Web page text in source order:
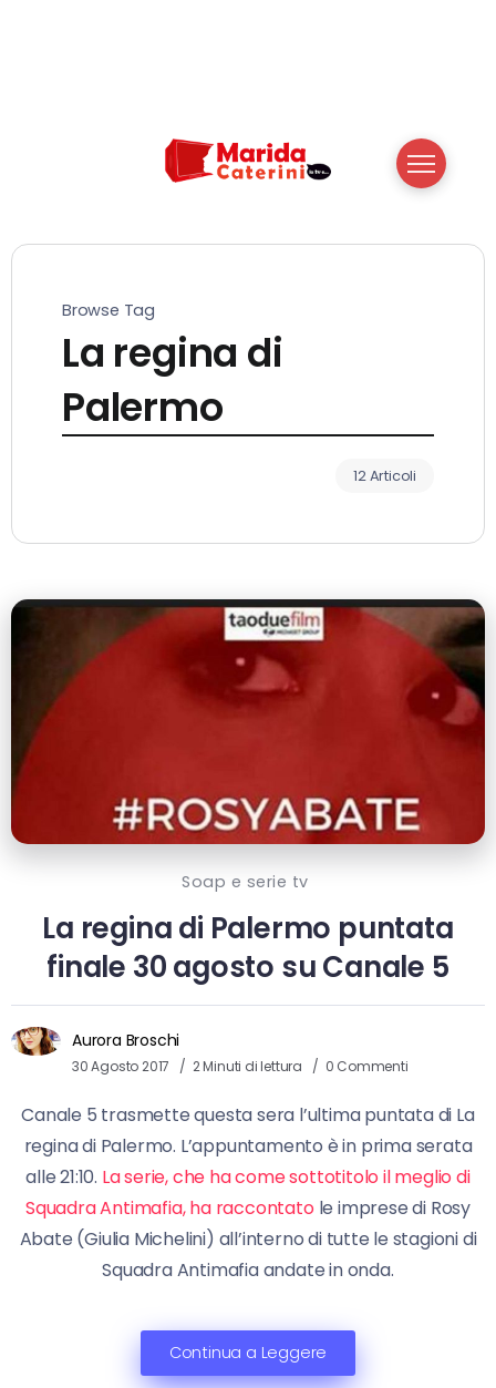
Browse Tag
La regina di
Palermo
12 Articoli
Soap e serie tv
La regina di Palermo puntata
finale 30 agosto su Canale 5
Aurora Broschi
30 Agosto 2017 2 Minuti di lettura 0 Commenti
Canale 5 trasmette questa sera l’ultima puntata di La
regina di Palermo. L’appuntamento è in prima serata
alle 21:10. La serie, che ha come sottotitolo il meglio di
Squadra Antimafia, ha raccontatole imprese di Rosy
Abate (Giulia Michelini) all’interno di tutte le stagioni di
Squadra Antimafia andate in onda.
Continua a Leggere